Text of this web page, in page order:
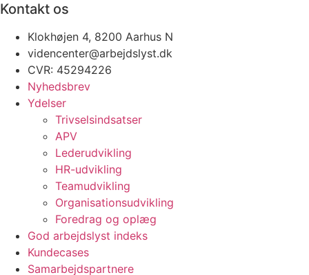
Kontakt os
Klokhøjen 4, 8200 Aarhus N
videncenter@arbejdslyst.dk
CVR: 45294226
Nyhedsbrev
Ydelser
Trivselsindsatser
APV
Lederudvikling
HR-udvikling
Teamudvikling
Organisationsudvikling
Foredrag og oplæg
God arbejdslyst indeks
Kundecases
Samarbejdspartnere